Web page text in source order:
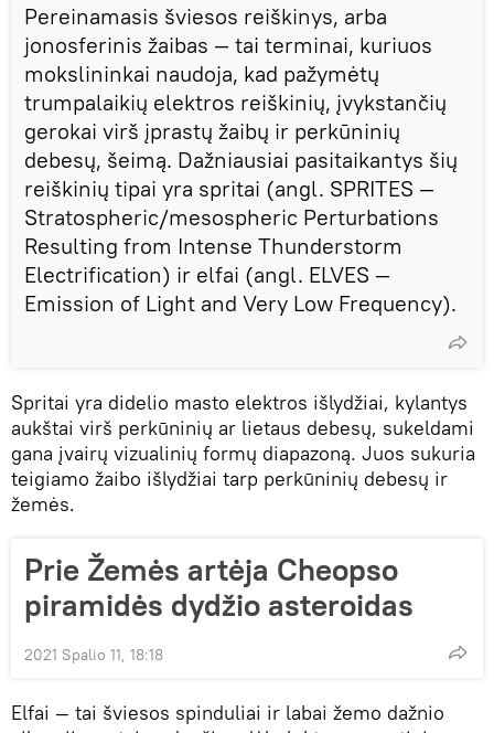
Pereinamasis šviesos reiškinys, arba
jonosferinis žaibas — tai terminai, kuriuos
mokslininkai naudoja, kad pažymėtų
trumpalaikių elektros reiškinių, įvykstančių
gerokai virš įprastų žaibų ir perkūninių
debesų, šeimą. Dažniausiai pasitaikantys šių
reiškinių tipai yra spritai (angl. SPRITES —
Stratospheric/mesospheric Perturbations
Resulting from Intense Thunderstorm
Electrification) ir elfai (angl. ELVES —
Emission of Light and Very Low Frequency).
Spritai yra didelio masto elektros išlydžiai, kylantys
aukštai virš perkūninių ar lietaus debesų, sukeldami
gana įvairų vizualinių formų diapazoną. Juos sukuria
teigiamo žaibo išlydžiai tarp perkūninių debesų ir
žemės.
Prie Žemės artėja Cheopso
piramidės dydžio asteroidas
2021 Spalio 11, 18:18
Elfai — tai šviesos spinduliai ir labai žemo dažnio